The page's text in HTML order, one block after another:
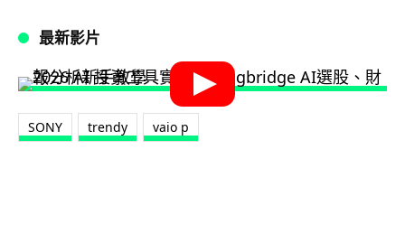
最新影片
SONY trendy vaio p